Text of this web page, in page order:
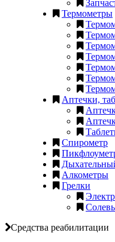
Термометры
Аптечки,
Спирометр
Алкометры
Грелки
Средства реабилитации